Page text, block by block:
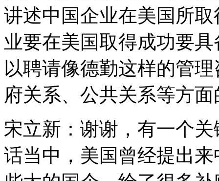
讲述中国企业在美国所
业要在美国取得成功要
以聘请像德勤这样的管
府关系、公共关系等方
宋立新：谢谢，有一个
话当中，美国曾经提出